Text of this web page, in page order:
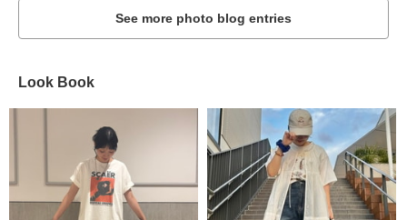
See more photo blog entries
Look Book